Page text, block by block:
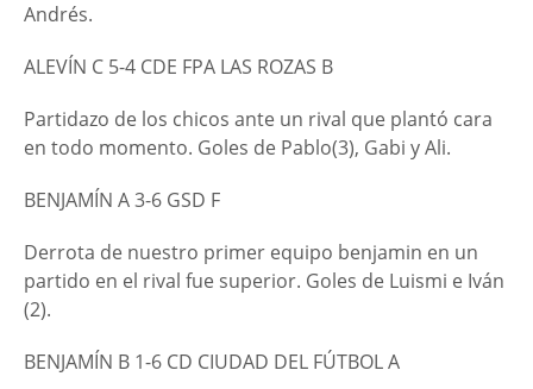
Andrés.
ALEVÍN C 5-4 CDE FPA LAS ROZAS B
Partidazo de los chicos ante un rival que plantó cara
en todo momento. Goles de Pablo(3), Gabi y Ali.
BENJAMÍN A 3-6 GSD F
Derrota de nuestro primer equipo benjamin en un
partido en el rival fue superior. Goles de Luismi e Iván
(2).
BENJAMÍN B 1-6 CD CIUDAD DEL FÚTBOL A